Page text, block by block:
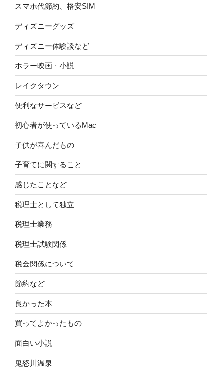
スマホ代節約、格安SIM
ディズニーグッズ
ディズニー体験談など
ホラー映画・小説
レイクタウン
便利なサービスなど
初心者が使っているMac
子供が喜んだもの
子育てに関すること
感じたことなど
税理士として独立
税理士業務
税理士試験関係
税金関係について
節約など
良かった本
買ってよかったもの
面白い小説
鬼怒川温泉